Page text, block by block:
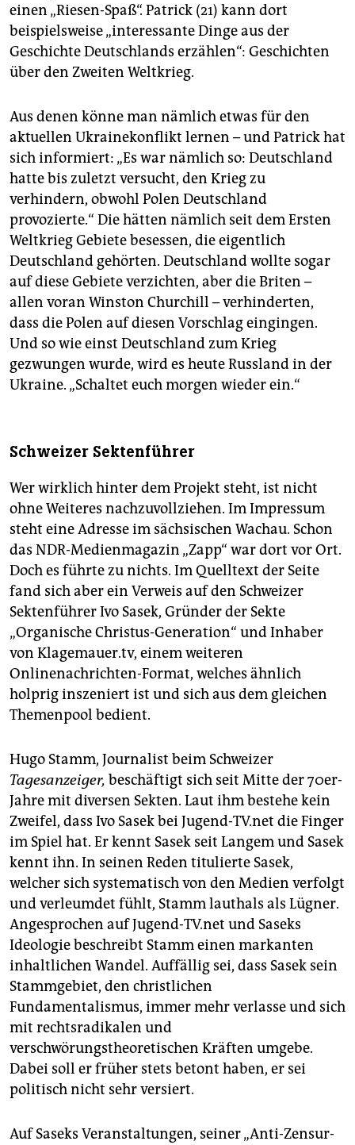
einen „Riesen-Spaß“. Patrick (21) kann dort
beispielsweise „interessante Dinge aus der
Geschichte Deutschlands erzählen“: Geschichten
über den Zweiten Weltkrieg.
Aus denen könne man nämlich etwas für den
aktuellen Ukrainekonflikt lernen – und Patrick hat
sich informiert: „Es war nämlich so: Deutschland
hatte bis zuletzt versucht, den Krieg zu
verhindern, obwohl Polen Deutschland
provozierte.“ Die hätten nämlich seit dem Ersten
Weltkrieg Gebiete besessen, die eigentlich
Deutschland gehörten. Deutschland wollte sogar
auf diese Gebiete verzichten, aber die Briten –
allen voran Winston Churchill – verhinderten,
dass die Polen auf diesen Vorschlag eingingen.
Und so wie einst Deutschland zum Krieg
gezwungen wurde, wird es heute Russland in der
Ukraine. „Schaltet euch morgen wieder ein.“
Schweizer Sektenführer
Wer wirklich hinter dem Projekt steht, ist nicht
ohne Weiteres nachzuvollziehen. Im Impressum
steht eine Adresse im sächsischen Wachau. Schon
das NDR-Medienmagazin „Zapp“ war dort vor Ort.
Doch es führte zu nichts. Im Quelltext der Seite
fand sich aber ein Verweis auf den Schweizer
Sektenführer Ivo Sasek, Gründer der Sekte
„Organische Christus-Generation“ und Inhaber
von Klagemauer.tv, einem weiteren
Onlinenachrichten-Format, welches ähnlich
holprig inszeniert ist und sich aus dem gleichen
Themenpool bedient.
Hugo Stamm, Journalist beim Schweizer
Tagesanzeiger, beschäftigt sich seit Mitte der 70er-
Jahre mit diversen Sekten. Laut ihm bestehe kein
Zweifel, dass Ivo Sasek bei Jugend-TV.net die Finger
im Spiel hat. Er kennt Sasek seit Langem und Sasek
kennt ihn. In seinen Reden titulierte Sasek,
welcher sich systematisch von den Medien verfolgt
und verleumdet fühlt, Stamm lauthals als Lügner.
Angesprochen auf Jugend-TV.net und Saseks
Ideologie beschreibt Stamm einen markanten
inhaltlichen Wandel. Auffällig sei, dass Sasek sein
Stammgebiet, den christlichen
Fundamentalismus, immer mehr verlasse und sich
mit rechtsradikalen und
verschwörungstheoretischen Kräften umgebe.
Dabei soll er früher stets betont haben, er sei
politisch nicht sehr versiert.
Auf Saseks Veranstaltungen, seiner „Anti-Zensur-